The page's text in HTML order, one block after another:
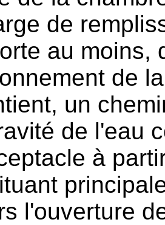
de
au moins,
de
un
de l'eau
à
l'ouverture